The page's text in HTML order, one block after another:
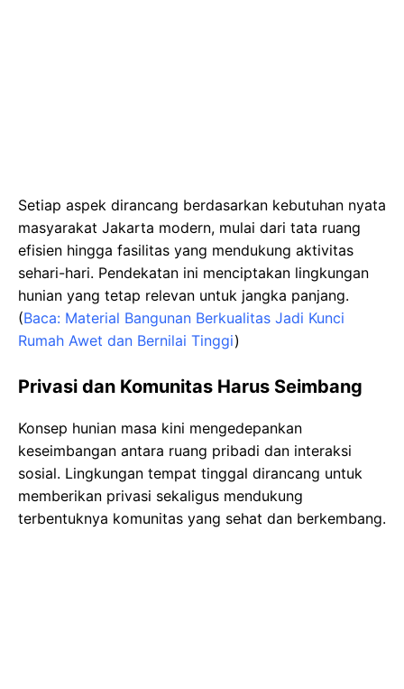
Setiap aspek dirancang berdasarkan kebutuhan nyata
masyarakat Jakarta modern, mulai dari tata ruang
efisien hingga fasilitas yang mendukung aktivitas
sehari-hari. Pendekatan ini menciptakan lingkungan
hunian yang tetap relevan untuk jangka panjang.
(Baca: Material Bangunan Berkualitas Jadi Kunci
Rumah Awet dan Bernilai Tinggi)
Privasi dan Komunitas Harus Seimbang
Konsep hunian masa kini mengedepankan
keseimbangan antara ruang pribadi dan interaksi
sosial. Lingkungan tempat tinggal dirancang untuk
memberikan privasi sekaligus mendukung
terbentuknya komunitas yang sehat dan berkembang.